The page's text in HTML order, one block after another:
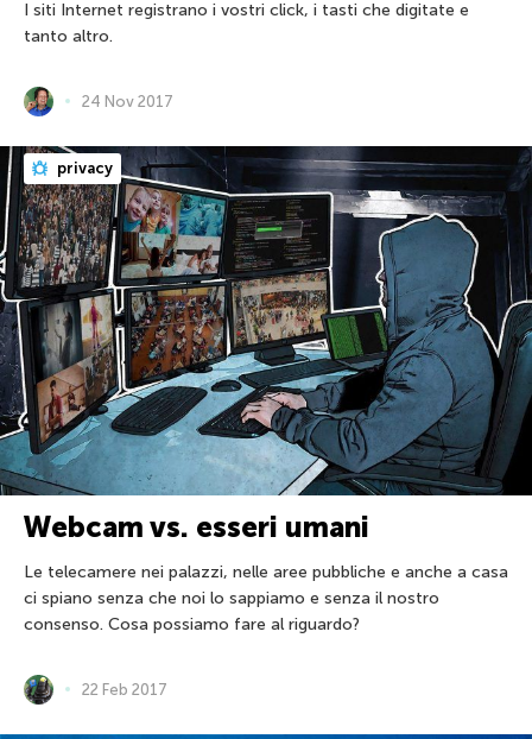
I siti Internet registrano i vostri click, i tasti che digitate e
tanto altro.
24 Nov 2017
privacy
Webcam vs. esseri umani
Le telecamere nei palazzi, nelle aree pubbliche e anche a casa
ci spiano senza che noi lo sappiamo e senza il nostro
consenso. Cosa possiamo fare al riguardo?
22 Feb 2017